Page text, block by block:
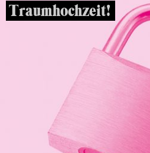
Traumhochzeit!